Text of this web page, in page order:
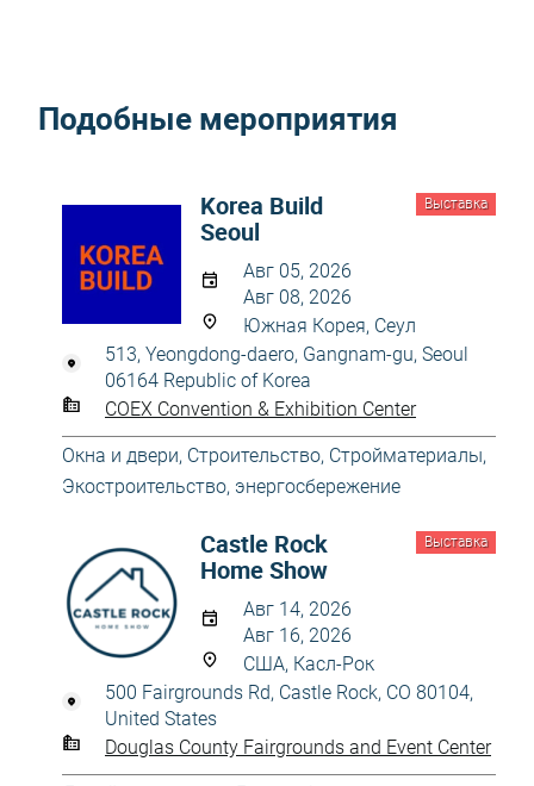
Подобные мероприятия
Выставка
Korea Build
Seoul
Авг 05, 2026
Авг 08, 2026
Южная Корея, Сеул
513, Yeongdong-daero, Gangnam-gu, Seoul
06164 Republic of Korea
COEX Convention & Exhibition Center
Окна и двери, Строительство, Стройматериалы,
Экостроительство, энергосбережение
Выставка
Castle Rock
Home Show
Авг 14, 2026
Авг 16, 2026
США, Касл-Рок
500 Fairgrounds Rd, Castle Rock, CO 80104,
United States
Douglas County Fairgrounds and Event Center